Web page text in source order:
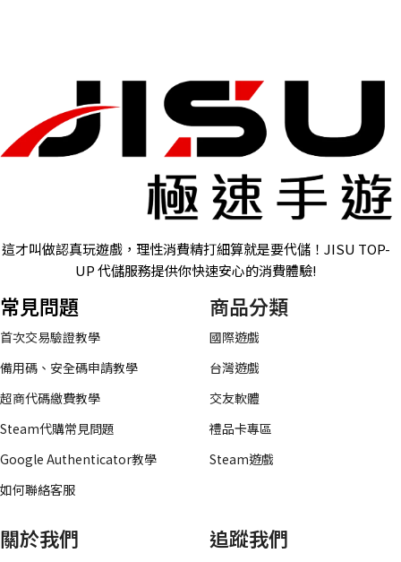
這才叫做認真玩遊戲，理性消費精打細算就是要代儲！JISU TOP-
UP 代儲服務提供你快速安心的消費體驗!
常見問題
首次交易驗證教學
備用碼、安全碼申請教學
超商代碼繳費教學
Steam代購常見問題
Google Authenticator教學
如何聯絡客服
商品分類
國際遊戲
台灣遊戲
交友軟體
禮品卡專區
Steam遊戲
關於我們 追蹤我們